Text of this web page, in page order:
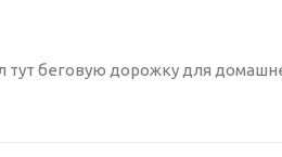
тут беговую дорожку для